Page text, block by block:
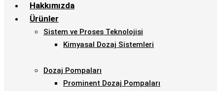
Hakkımızda
Ürünler
Sistem ve Proses Teknolojisi
Kimyasal Dozaj Sistemleri
Dozaj Pompaları
Prominent Dozaj Pompaları